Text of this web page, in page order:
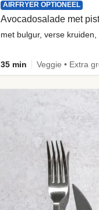
AIRFRYER OPTIONEEL
35 min